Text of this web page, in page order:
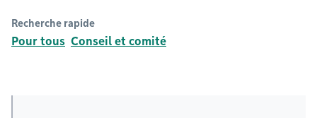
Recherche rapide
Pour tous Conseil et comité